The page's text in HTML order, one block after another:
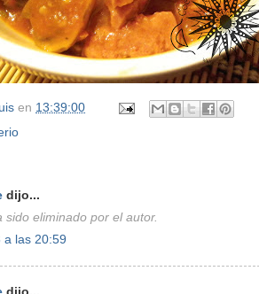
en 13:39:00
dijo...
sido eliminado por el autor.
a las 20:59